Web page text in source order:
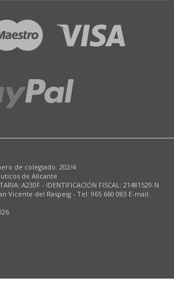
de colegiado: 202/4
de Alicante
A230F - IDENTIFICACIÓN FISCAL: 21481529-N
Vicente del Raspeig - Tel: 965 660 083 E-mail: